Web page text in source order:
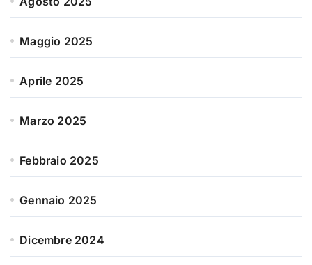
Maggio 2025
Aprile 2025
Marzo 2025
Febbraio 2025
Gennaio 2025
Dicembre 2024